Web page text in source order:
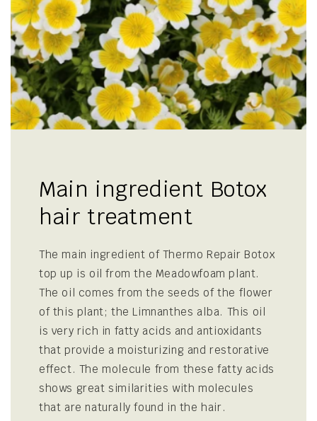
Main ingredient Botox
hair treatment
The main ingredient of Thermo Repair Botox
top up is oil from the Meadowfoam plant.
The oil comes from the seeds of the flower
of this plant; the Limnanthes alba. This oil
is very rich in fatty acids and antioxidants
that provide a moisturizing and restorative
effect. The molecule from these fatty acids
shows great similarities with molecules
that are naturally found in the hair.